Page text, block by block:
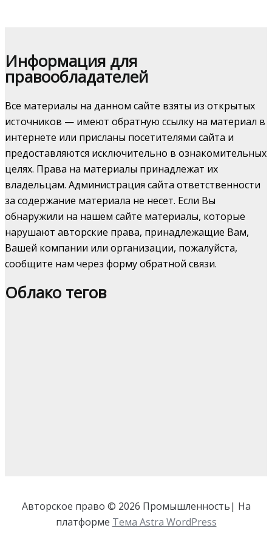
Информация для
правообладателей
Все материалы на данном сайте взяты из открытых
источников — имеют обратную ссылку на материал в
интернете или присланы посетителями сайта и
предоставляются исключительно в ознакомительных
целях. Права на материалы принадлежат их
владельцам. Администрация сайта ответственности
за содержание материала не несет. Если Вы
обнаружили на нашем сайте материалы, которые
нарушают авторские права, принадлежащие Вам,
Вашей компании или организации, пожалуйста,
сообщите нам через форму обратной связи.
Облако тегов
Авторское право © 2026 Промышленность| На
платформе Тема Astra WordPress